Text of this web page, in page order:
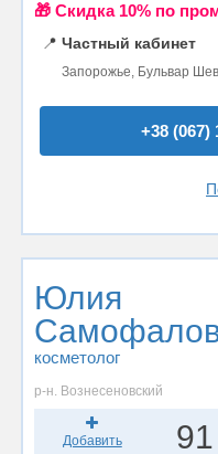
🎁 Cкидка 10% по
📍 Частный кабинет
Запорожье, Бульвар
+38 (067)
Юлия
косметолог
р-н. Вознесеновский
Добавить
91